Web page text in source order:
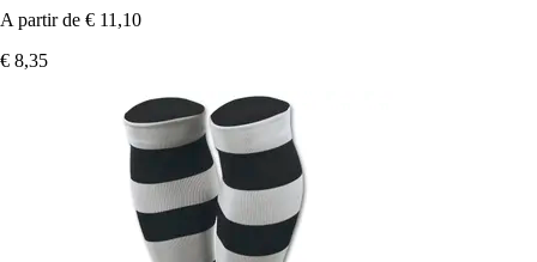
A partir de € 11,10
€ 8,35